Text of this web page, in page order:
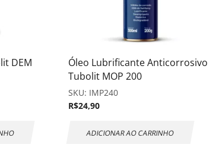
DEM
Óleo Lubrificante Anticorrosivo
Tubolit MOP 200
SKU: IMP240
R$24,90
ADICIONAR AO CARRINHO